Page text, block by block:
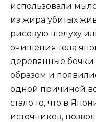
использовали
из жира убитых
рисовую шелуху
очищения тела
деревянные бочки
образом и
одной причиной
стало то, что в
источников,